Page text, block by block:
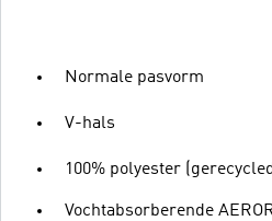
Normale pasvorm
V-hals
100% polyester (gerecycled)
Vochtabsorberende